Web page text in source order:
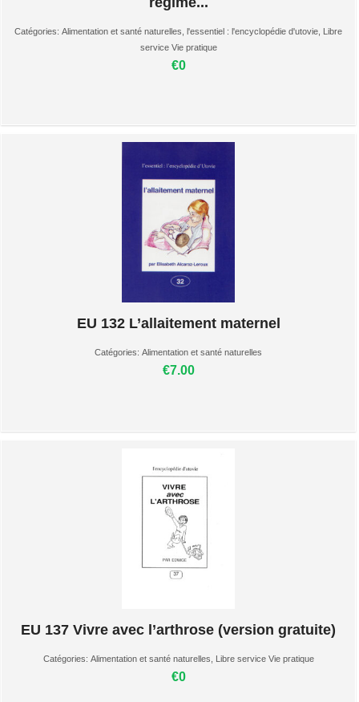
Catégories: Alimentation et santé naturelles l'essentiel : l'encyclopédie d'utovie Libre
service Vie pratique
€0
EU 132 L’allaitement maternel
Catégories: Alimentation et santé naturelles
€7.00
EU 137 Vivre avec l’arthrose (version gratuite)
Catégories: Alimentation et santé naturelles Libre service Vie pratique
€0